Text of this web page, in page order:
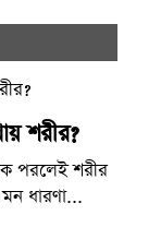
শরীর?
পরলেই শরীর
ধারণা...